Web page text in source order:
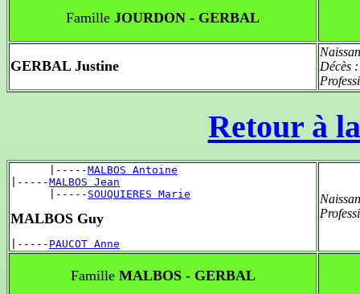
Famille JOURDON - GERBAL
GERBAL Justine
Décès
Retour à
      |-----
MALBOS Antoine
|-----MALBOS Jean
      |-----
SOUQUIERES Marie
MALBOS Guy
|----- PAUCOT Anne
FamilleMALBOS - GERBAL